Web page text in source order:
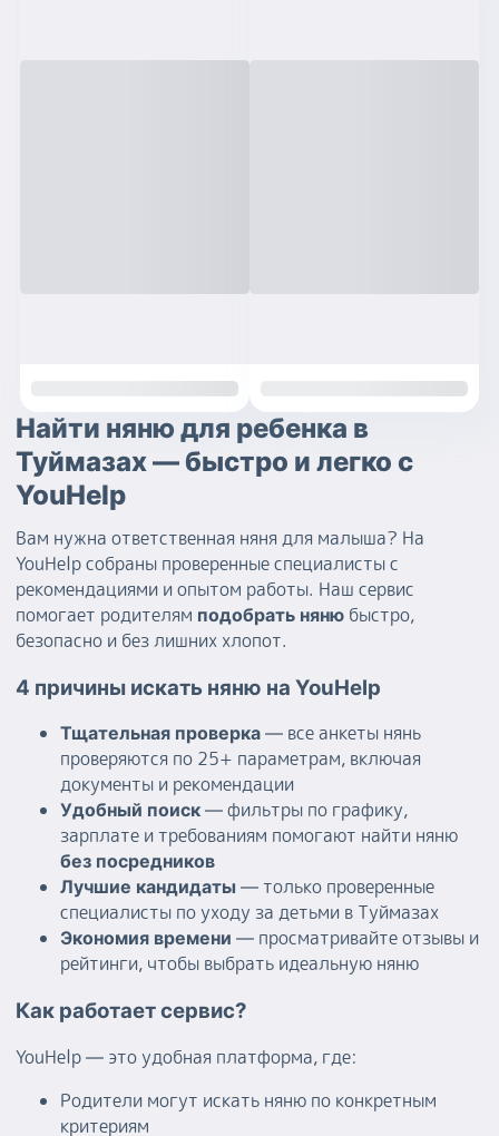
Найти няню для ребенка в
Туймазах — быстро и легко с
YouHelp
Вам нужна ответственная няня для малыша? На
YouHelp собраны проверенные специалисты с
рекомендациями и опытом работы. Наш сервис
помогает родителям подобрать няню быстро,
безопасно и без лишних хлопот.
4 причины искать няню на YouHelp
Тщательная проверка — все анкеты нянь
проверяются по 25+ параметрам, включая
документы и рекомендации
Удобный поиск — фильтры по графику,
зарплате и требованиям помогают найти няню
без посредников
Лучшие кандидаты — только проверенные
специалисты по уходу за детьми в Туймазах
Экономия времени — просматривайте отзывы и
рейтинги, чтобы выбрать идеальную няню
Как работает сервис?
YouHelp — это удобная платформа, где:
Родители могут искать няню по конкретным
критериям